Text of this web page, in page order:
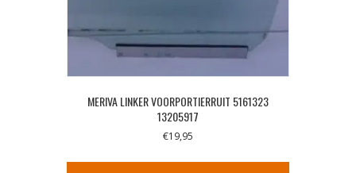
MERIVA LINKER VOORPORTIERRUIT 5161323
13205917
€19,95